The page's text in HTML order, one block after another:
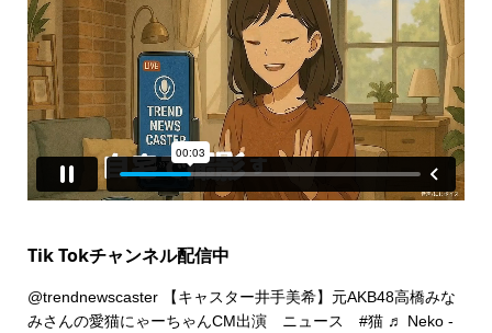
Tik Tokチャンネル配信中
@trendnewscaster【キャスター井手美希】元AKB48高橋みな
みさんの愛猫にゃーちゃんCM出演 ニュース #猫 ♬ Neko -